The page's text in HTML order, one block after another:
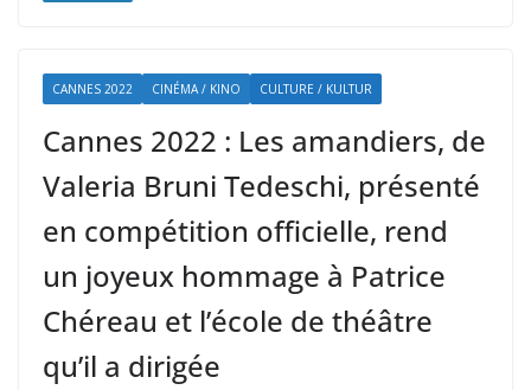
CANNES 2022 CINÉMA / KINO CULTURE / KULTUR
Cannes 2022 : Les amandiers, de
Valeria Bruni Tedeschi, présenté
en compétition officielle, rend
un joyeux hommage à Patrice
Chéreau et l’école de théâtre
qu’il a dirigée